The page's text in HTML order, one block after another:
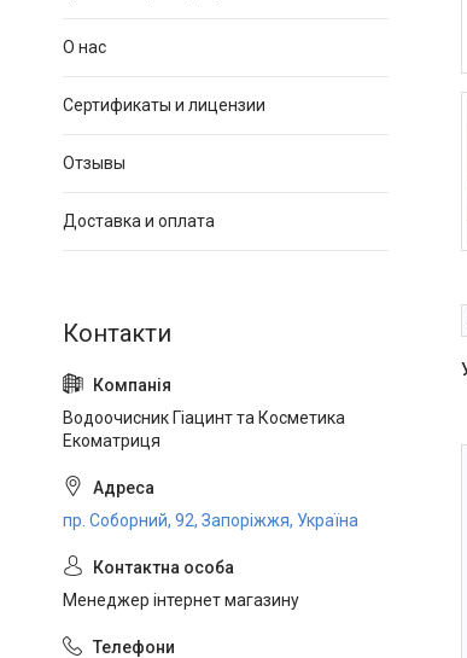
О нас
Сертификаты и лицензии
Отзывы
Доставка и оплата
Водоочисник Гіацинт та Косметика
Екоматриця
пр. Соборний, 92, Запоріжжя, Україна
Менеджер інтернет магазину